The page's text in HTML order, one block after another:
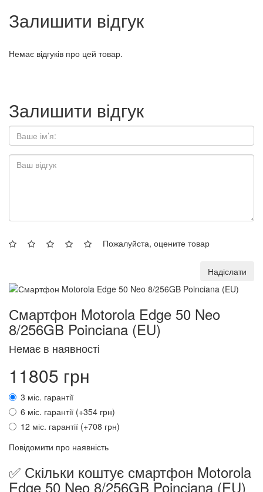
Залишити відгук
Немає відгуків про цей товар.
Залишити відгук
Пожалуйста, оцените товар
Надіслати
Смартфон Motorola Edge 50 Neo
8/256GB Poinciana (EU)
Немає в наявності
11805 грн
3 міс. гарантії
6 міс. гарантії (+354 грн)
12 міс. гарантії (+708 грн)
Повідомити про наявність
✅ Скільки коштує смартфон Motorola
Edge 50 Neo 8/256GB Poinciana (EU)